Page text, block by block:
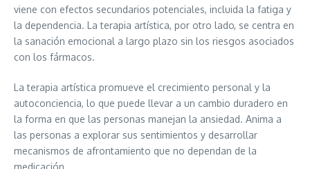
viene con efectos secundarios potenciales, incluida la fatiga y
la dependencia. La terapia artística, por otro lado, se centra en
la sanación emocional a largo plazo sin los riesgos asociados
con los fármacos.
La terapia artística promueve el crecimiento personal y la
autoconciencia, lo que puede llevar a un cambio duradero en
la forma en que las personas manejan la ansiedad. Anima a
las personas a explorar sus sentimientos y desarrollar
mecanismos de afrontamiento que no dependan de la
medicación.